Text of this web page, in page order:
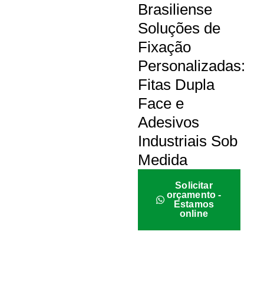
Brasiliense
Soluções de
Fixação
Personalizadas:
Fitas Dupla
Face e
Adesivos
Industriais Sob
Medida
Solicitar
orçamento -
Estamos
online